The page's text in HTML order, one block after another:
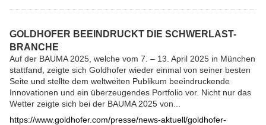
GOLDHOFER BEEINDRUCKT DIE SCHWERLAST-
BRANCHE
Auf der BAUMA 2025, welche vom 7. – 13. April 2025 in München
stattfand, zeigte sich Goldhofer wieder einmal von seiner besten
Seite und stellte dem weltweiten Publikum beeindruckende
Innovationen und ein überzeugendes Portfolio vor. Nicht nur das
Wetter zeigte sich bei der BAUMA 2025 von...
https://www.goldhofer.com/presse/news-aktuell/goldhofer-